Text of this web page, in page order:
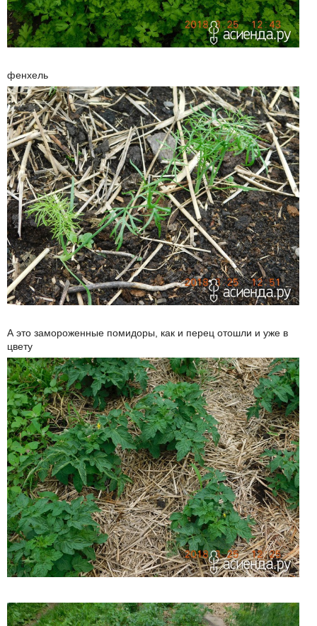
фенхель
А это замороженные помидоры, как и перец отошли и уже в
цвету